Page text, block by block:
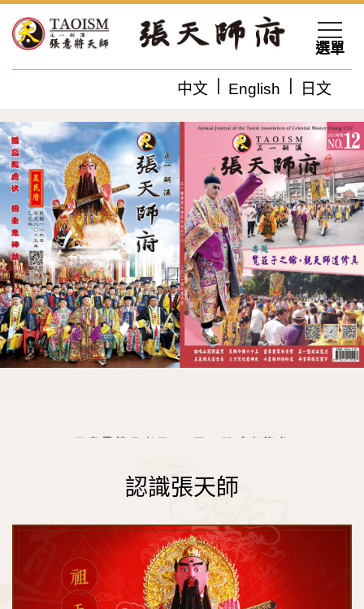
中文 English 日文
選單
靈章雲篆承老君 正一盟威出龍虎
五氣朝元道合真 三才定位意神武
七星劍印將持處 丹書符籙定寰宇
認識張天師